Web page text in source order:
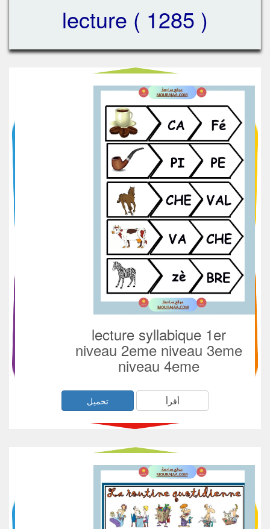
lecture ( 1285 )
lecture syllabique 1er
niveau 2eme niveau 3eme
niveau 4eme
أقرأ تحميل